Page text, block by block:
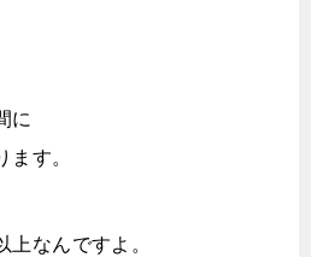
に
ます。
上なんですよ。